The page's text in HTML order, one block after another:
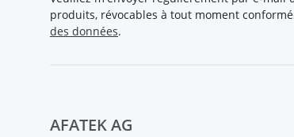
produits, révocables à tout moment
des données.
AFATEK AG